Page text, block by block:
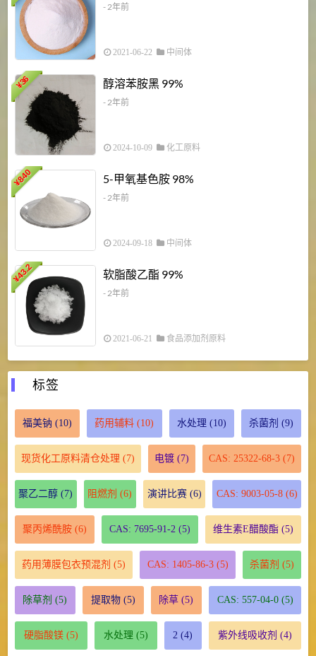
- 2年前
2021-06-22 中间体
¥
36 醇溶苯胺黑 99%
- 2年前
2024-10-09 化工原料
¥
840 5-甲氧基色胺 98%
- 2年前
2024-09-18 中间体
¥
43.2 软脂酸乙酯 99%
- 2年前
2021-06-21 食品添加剂原料
标签
福美钠 (10) 药用辅料 (10) 水处理 (10) 杀菌剂 (9)
现货化工原料清仓处理 (7) 电镀 (7) CAS: 25322-68-3 (7)
聚乙二醇 (7) 阻燃剂 (6) 演讲比赛(6) CAS: 9003-05-8(6)
聚丙烯酰胺(6) CAS: 7695-91-2 (5) 维生素E醋酸酯 (5)
药用薄膜包衣预混剂 (5) CAS: 1405-86-3(5) 杀菌剂 (5)
除草剂 (5) 提取物(5) 除草 (5) CAS: 557-04-0(5)
硬脂酸镁(5) 水处理 (5) 2 (4) 紫外线吸收剂 (4)